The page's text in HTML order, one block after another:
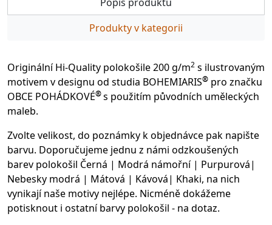
Produkty v kategorii
Originální Hi-Quality polokošile 200 g/m2 s ilustrovaným
motivem v designu od studia BOHEMIARIS® pro značku
OBCE POHÁDKOVÉ®s použitím původních uměleckých
maleb.
Zvolte velikost, do poznámky k objednávce pak napište
barvu. Doporučujeme jednu z námi odzkoušených
barev polokošil Černá | Modrá námořní | Purpurová|
Nebesky modrá | Mátová | Kávová| Khaki, na nich
vynikají naše motivy nejlépe. Nicméně dokážeme
potisknout i ostatní barvy polokošil - na dotaz.